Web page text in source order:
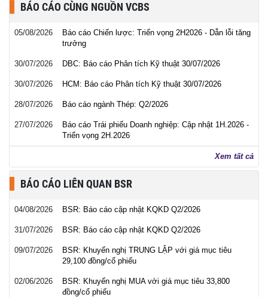
BÁO CÁO CÙNG NGUỒN VCBS
05/08/2026
Báo cáo Chiến lược: Triển vọng 2H2026 - Dẫn lỗi tăng
trưởng
30/07/2026 DBC: Báo cáo Phân tích Kỹ thuật 30/07/2026
30/07/2026 HCM: Báo cáo Phân tích Kỹ thuật 30/07/2026
28/07/2026 Báo cáo ngành Thép: Q2/2026
27/07/2026
Báo cáo Trái phiếu Doanh nghiệp: Cập nhật 1H.2026 -
Triển vọng 2H.2026
Xem tất cả
BÁO CÁO LIÊN QUAN BSR
04/08/2026 BSR: Báo cáo cập nhật KQKD Q2/2026
31/07/2026 BSR: Báo cáo cập nhật KQKD Q2/2026
09/07/2026
BSR: Khuyến nghị TRUNG LẬP với giá mục tiêu
29,100 đồng/cổ phiếu
02/06/2026
BSR: Khuyến nghị MUA với giá mục tiêu 33,800
đồng/cổ phiếu